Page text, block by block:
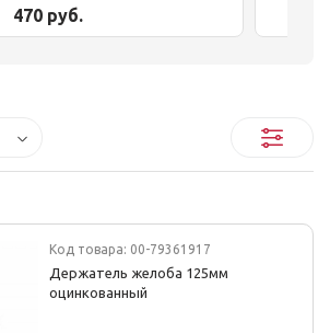
470 руб.
Код товара: 00-79361917
Держатель желоба 125мм
оцинкованный